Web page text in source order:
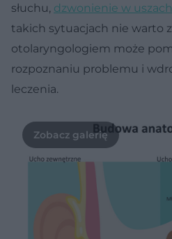
słuchu, dzwonienie w uszach
takich sytuacjach nie warto
otolaryngologiem może
rozpoznaniu problemu i
leczenia.